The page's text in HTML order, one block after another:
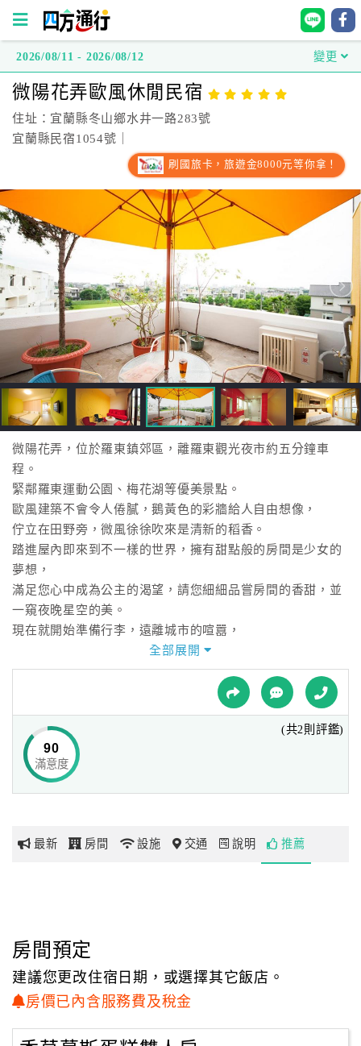
方
通
行
台
訂
房
直
接
跟
飯
店
訂
房
HOT
特
色
民
宿
球
網
玩
地
圖
顧
2026/08/11 - 2026/08/12 變更
微陽花弄歐風休閒民宿
住址：宜蘭縣冬山鄉水井一路283號
宜蘭縣民宿1054號｜
刷國旅卡，旅遊金8000元等你拿！
微陽花弄，位於羅東鎮郊區，離羅東觀光夜市約五分鐘車
程。
緊鄰羅東運動公園、梅花湖等優美景點。
歐風建築不會令人倦膩，鵝黃色的彩牆給人自由想像，
佇立在田野旁，微風徐徐吹來是清新的稻香。
踏進屋內即來到不一樣的世界，擁有甜點般的房間是少女的
夢想，
滿足您心中成為公主的渴望，請您細細品嘗房間的香甜，並
一窺夜晚星空的美。
現在就開始準備行李，遠離城市的喧囂，
來這裡走一走與您的三五好友一起重溫回憶的感動。
微陽花弄滿心期盼您的到來。
全部展開
90
滿意度
(共2則評鑑)
最新 房間 設施 交通 說明 推薦
房間預定
建議您更改住宿日期，或選擇其它飯店。
房價已內含服務費及稅金